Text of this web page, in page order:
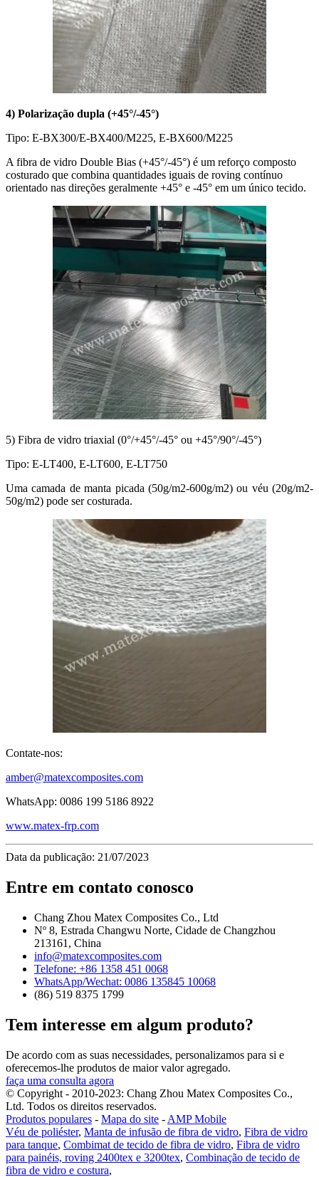
4) Polarização dupla (+45°/-45°)
Tipo: E-BX300/E-BX400/M225, E-BX600/M225
A fibra de vidro Double Bias (+45°/-45°) é um reforço composto
costurado que combina quantidades iguais de roving contínuo
orientado nas direções geralmente +45° e -45° em um único tecido.
5) Fibra de vidro triaxial (0°/+45°/-45° ou +45°/90°/-45°)
Tipo: E-LT400, E-LT600, E-LT750
Uma camada de manta picada (50g/m2-600g/m2) ou véu (20g/m2-
50g/m2) pode ser costurada.
Contate-nos:
amber@matexcomposites.com
WhatsApp: 0086 199 5186 8922
www.matex-frp.com
Data da publicação: 21/07/2023
Entre em contato conosco
Chang Zhou Matex Composites Co., Ltd
Nº 8, Estrada Changwu Norte, Cidade de Changzhou
213161, China
info@matexcomposites.com
Telefone: +86 1358 451 0068
WhatsApp/Wechat: 0086 135845 10068
(86) 519 8375 1799
Tem interesse em algum produto?
De acordo com as suas necessidades, personalizamos para si e
oferecemos-lhe produtos de maior valor agregado.
faça uma consulta agora
© Copyright - 2010-2023: Chang Zhou Matex Composites Co.,
Ltd. Todos os direitos reservados.
Produtos populares - Mapa do site - AMP Mobile
Véu de poliéster, Manta de infusão de fibra de vidro, Fibra de vidro
para tanque, Combimat de tecido de fibra de vidro, Fibra de vidro
para painéis, roving 2400tex e 3200tex, Combinação de tecido de
fibra de vidro e costura,